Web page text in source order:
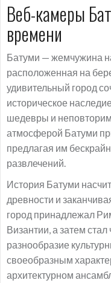
Веб-камеры
времени
Батуми — жемчужина
расположенная на
удивительный город
историческое
шедевры и
атмосферой Батуми
предлагая им
развлечений.
История Батуми
древности и
город принадлежал
Византии, а затем
разнообразие
своеобразным
архитектурном